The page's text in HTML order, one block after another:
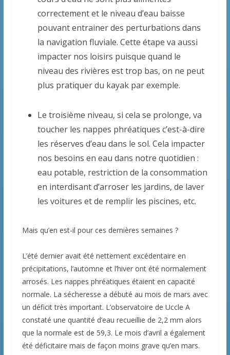
correctement et le niveau d’eau baisse
pouvant entrainer des perturbations dans
la navigation fluviale. Cette étape va aussi
impacter nos loisirs puisque quand le
niveau des rivières est trop bas, on ne peut
plus pratiquer du kayak par exemple.
Le troisième niveau, si cela se prolonge, va
toucher les nappes phréatiques c’est-à-dire
les réserves d’eau dans le sol. Cela impacter
nos besoins en eau dans notre quotidien :
eau potable, restriction de la consommation
en interdisant d’arroser les jardins, de laver
les voitures et de remplir les piscines, etc.
Mais qu’en est-il pour ces dernières semaines ?
L’été dernier avait été nettement excédentaire en
précipitations, l’automne et l’hiver ont été normalement
arrosés. Les nappes phréatiques étaient en capacité
normale. La sécheresse a débuté au mois de mars avec
un déficit très important. L’observatoire de Uccle A
constaté une quantité d’eau recueillie de 2,2 mm alors
que la normale est de 59,3. Le mois d’avril a également
été déficitaire mais de façon moins grave qu’en mars.